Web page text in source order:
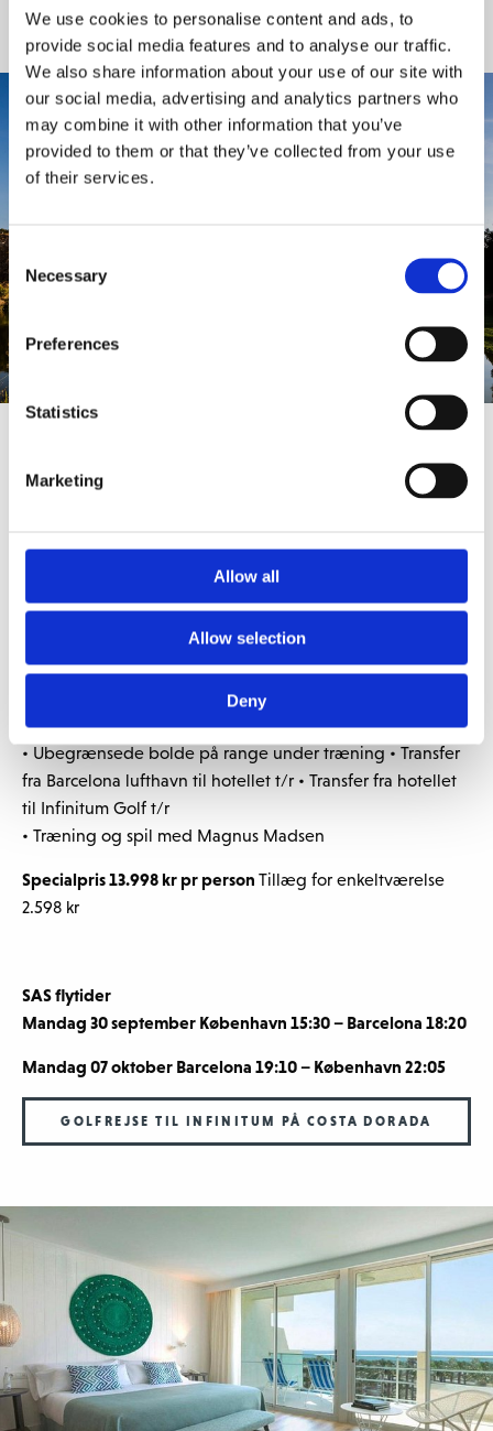
We use cookies to personalise content and ads, to
provide social media features and to analyse our traffic.
We also share information about your use of our site with
our social media, advertising and analytics partners who
may combine it with other information that you’ve
provided to them or that they’ve collected from your use
of their services.
Consent
Selection
Necessary
Preferences
Statistics
Marketing
Allow all
Allow selection
Deny
Inkluderet i prisen
• 7 nætter i delt værelse på Hotel Blaumar, Salou
• Gratis ekstra runde samme dag – “Subject to availability
upon completion of 1st round”
• Ubegrænsede bolde på range under træning • Transfer
fra Barcelona lufthavn til hotellet t/r • Transfer fra hotellet
til Infinitum Golf t/r
• Træning og spil med Magnus Madsen
Specialpris13.998 kr pr person Tillæg for enkeltværelse
2.598 kr
SAS flytider
Mandag 30 september København 15:30 – Barcelona 18:20
Mandag 07 oktober Barcelona 19:10 – København 22:05
GOLFREJSE TIL INFINITUM PÅ COSTA DORADA